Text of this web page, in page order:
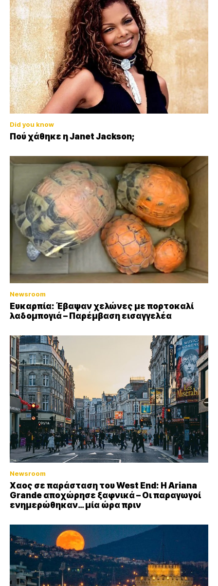
Did you know
Πού χάθηκε η Janet Jackson;
Newsroom
Ευκαρπία: Έβαψαν χελώνες με πορτοκαλί
λαδομπογιά – Παρέμβαση εισαγγελέα
Newsroom
Xαος σε παράσταση του West End: Η Αriana
Grande αποχώρησε ξαφνικά – Οι παραγωγοί
ενημερώθηκαν… μία ώρα πριν